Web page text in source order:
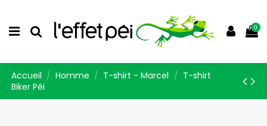
0
Accueil Homme T-shirt - Marcel
T-shirt
Biker Péi